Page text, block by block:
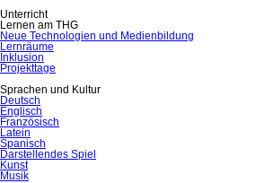
Unterricht
Lernen am THG
Neue Technologien und Medienbildung
Lernräume
Inklusion
Projekttage
Sprachen und Kultur
Deutsch
Englisch
Französisch
Latein
Spanisch
Darstellendes Spiel
Kunst
Musik